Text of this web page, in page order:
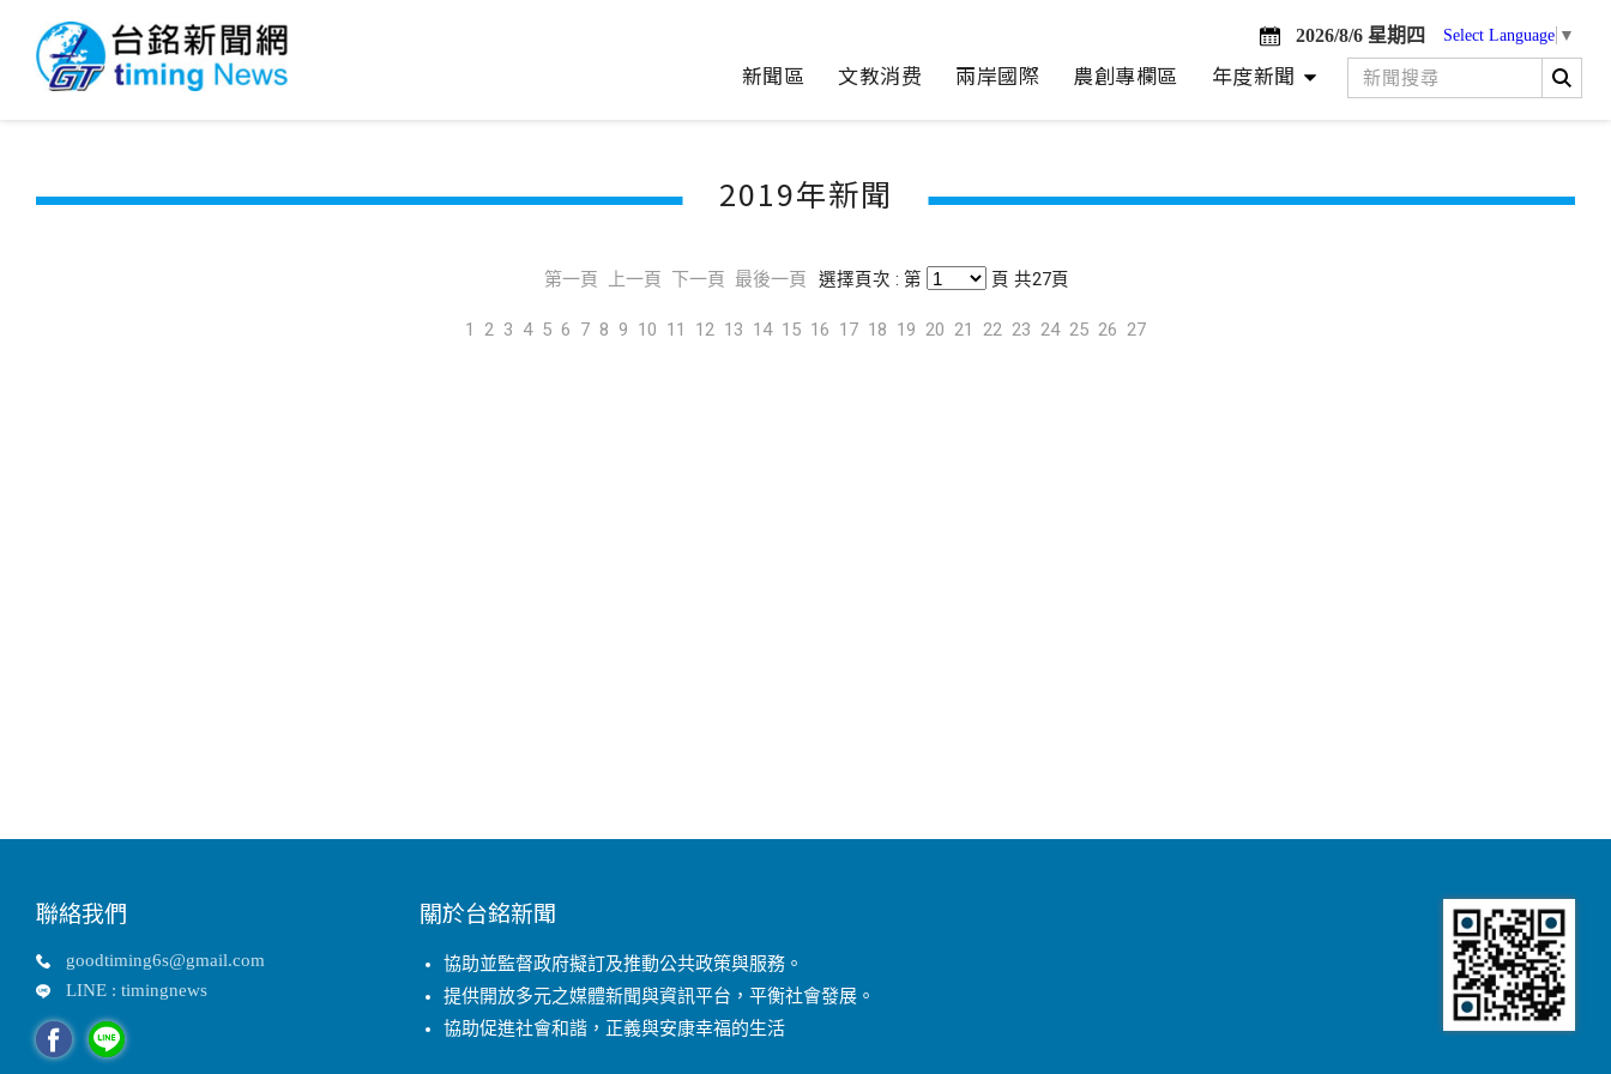
2026/8/6 星期四 Select Language ▼
新聞區 文教消费 兩岸國際 農創專欄區 年度新聞
2019年新聞
第一頁 上一頁 下一頁 最後一頁 選擇頁次 : 第 頁 共27頁
1 2 3 4 5 6 7 8 9 10 11 12 13 14 15 16 17 18 19 20 21 22 23 24 25 26 27
聯絡我們
goodtiming6s@gmail.com
LINE : timingnews
關於台銘新聞
協助並監督政府擬訂及推動公共政策與服務。
提供開放多元之媒體新聞與資訊平台，平衡社會發展。
協助促進社會和諧，正義與安康幸福的生活